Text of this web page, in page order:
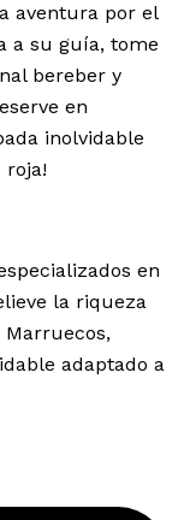
aventura por el
a su guía, tome
bereber y
en
inolvidable
en
la riqueza
adaptado a